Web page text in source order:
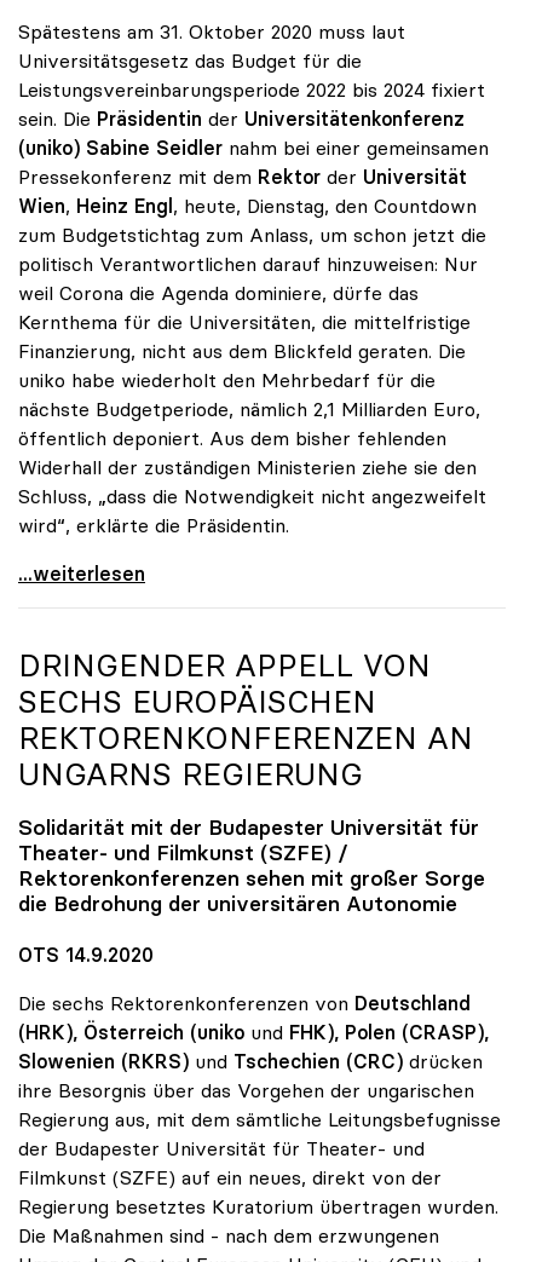
Spätestens am 31. Oktober 2020 muss laut
Universitätsgesetz das Budget für die
Leistungsvereinbarungsperiode 2022 bis 2024 fixiert
sein. Die Präsidentin der Universitätenkonferenz
(uniko) Sabine Seidler nahm bei einer gemeinsamen
Pressekonferenz mit dem Rektor der Universität
Wien, Heinz Engl , heute, Dienstag, den Countdown
zum Budgetstichtag zum Anlass, um schon jetzt die
politisch Verantwortlichen darauf hinzuweisen: Nur
weil Corona die Agenda dominiere, dürfe das
Kernthema für die Universitäten, die mittelfristige
Finanzierung, nicht aus dem Blickfeld geraten. Die
uniko habe wiederholt den Mehrbedarf für die
nächste Budgetperiode, nämlich 2,1 Milliarden Euro,
öffentlich deponiert. Aus dem bisher fehlenden
Widerhall der zuständigen Ministerien ziehe sie den
Schluss, „dass die Notwendigkeit nicht angezweifelt
wird“, erklärte die Präsidentin.
Seidler zu finanziellem Mehrbedarf: „Bisher keine
...weiterlesen
DRINGENDER APPELL VON
SECHS EUROPÄISCHEN
REKTORENKONFERENZEN AN
UNGARNS REGIERUNG
Solidarität mit der Budapester Universität für
Theater- und Filmkunst (SZFE) /
Rektorenkonferenzen sehen mit großer Sorge
die Bedrohung der universitären Autonomie
OTS 14.9.2020
Die sechs Rektorenkonferenzen von Deutschland
(HRK), Österreich (uniko und FHK), Polen (CRASP),
Slowenien (RKRS) und Tschechien (CRC) drücken
ihre Besorgnis über das Vorgehen der ungarischen
Regierung aus, mit dem sämtliche Leitungsbefugnisse
der Budapester Universität für Theater- und
Filmkunst (SZFE) auf ein neues, direkt von der
Regierung besetztes Kuratorium übertragen wurden.
Die Maßnahmen sind - nach dem erzwungenen